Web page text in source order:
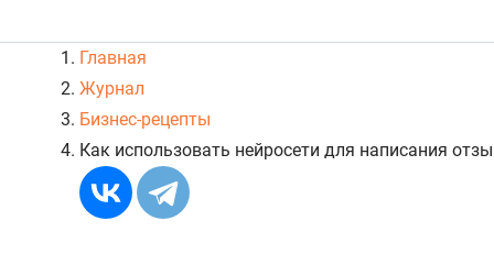
Главная
Журнал
Бизнес-рецепты
Как использовать нейросети для написания